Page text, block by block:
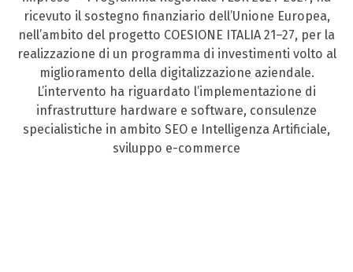
ricevuto il sostegno finanziario dell’Unione Europea,
nell’ambito del progetto COESIONE ITALIA 21–27, per la
realizzazione di un programma di investimenti volto al
miglioramento della digitalizzazione aziendale.
L’intervento ha riguardato l’implementazione di
infrastrutture hardware e software, consulenze
specialistiche in ambito SEO e Intelligenza Artificiale,
sviluppo e-commerce